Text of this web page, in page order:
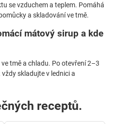
se vzduchem a teplem. Pomáhá
a skladování ve tmě.
mátový sirup a kde
tmě a chladu. Po otevření 2–3
skladujte v lednici a
receptů.